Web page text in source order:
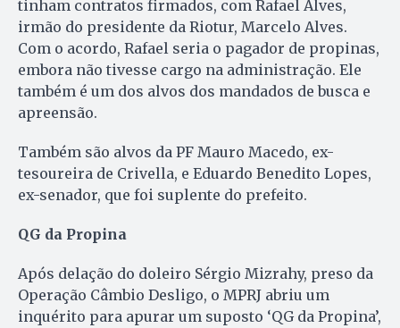
tinham contratos firmados, com Rafael Alves,
irmão do presidente da Riotur, Marcelo Alves.
Com o acordo, Rafael seria o pagador de propinas,
embora não tivesse cargo na administração. Ele
também é um dos alvos dos mandados de busca e
apreensão.
Também são alvos da PF Mauro Macedo, ex-
tesoureira de Crivella, e Eduardo Benedito Lopes,
ex-senador, que foi suplente do prefeito.
QG da Propina
Após delação do doleiro Sérgio Mizrahy, preso da
Operação Câmbio Desligo, o MPRJ abriu um
inquérito para apurar um suposto ‘QG da Propina’,